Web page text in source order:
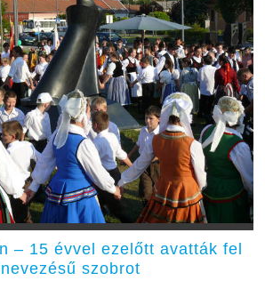
– 15 évvel ezelőtt avatták fel
szobrot